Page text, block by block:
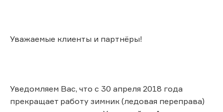
Уважаемые клиенты и партнёры!
Уведомляем Вас, что с 30 апреля 2018 года
прекращает работу зимник (ледовая переправа)